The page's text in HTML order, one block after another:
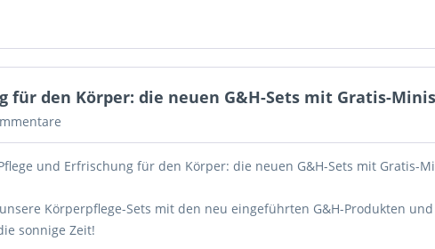
für den Körper: die neuen G&H-Sets mit Gratis-
und Erfrischung für den Körper: die neuen G&H-Sets mit Gratis-
Körperpflege-Sets mit den neu eingeführten G&H-Produkten und
sonnige Zeit!